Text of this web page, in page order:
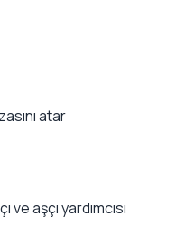
atar
aşçı yardımcısı